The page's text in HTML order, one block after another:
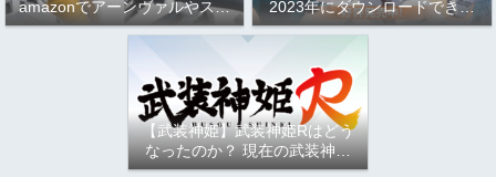
amazonでアーンヴァルやスト
ラーフがお得という話
2023年にダウンロードできる
か問題について
【武装神姫】武装神姫Rはどう
なったのか？ 現在の武装神姫
アーケード（バトコン）につい